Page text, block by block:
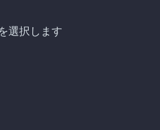
選択します